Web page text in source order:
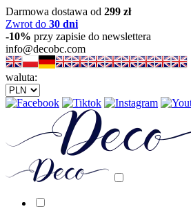
Darmowa dostawa od 299 zł
Zwrot do 30 dni
-10% przy zapisie do newslettera
info@decobc.com
waluta: